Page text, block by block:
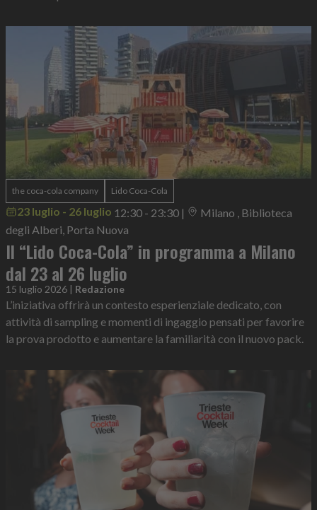
the coca-cola company Lido Coca-Cola
23 luglio - 26 luglio 12:30 - 23:30 |
Milano , Biblioteca
degli Alberi, Porta Nuova
Il “Lido Coca-Cola” in programma a Milano
dal 23 al 26 luglio
15 luglio 2026 | Redazione
L’iniziativa offrirà un contesto esperienziale dedicato, con
attività di sampling e momenti di ingaggio pensati per favorire
la prova prodotto e aumentare la familiarità con il nuovo pack.